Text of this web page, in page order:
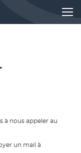
à nous appeler au
un mail à